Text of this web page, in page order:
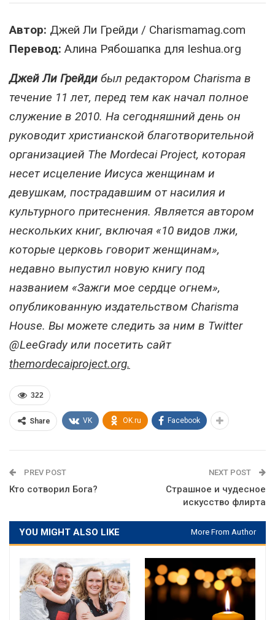
Автор: Джей Ли Грейди / Charismamag.com
Перевод: Алина Рябошапка для Ieshua.org
Джей Ли Грейди был редактором Charisma в
течение 11 лет, перед тем как начал полное
служение в 2010. На сегодняшний день он
руководит христианской благотворительной
организацией The Mordecai Project, которая
несет исцеление Иисуса женщинам и
девушкам, пострадавшим от насилия и
культурного притеснения. Является автором
нескольких книг, включая «10 видов лжи,
которые церковь говорит женщинам»,
недавно выпустил новую книгу под
названием «Зажги мое сердце огнем»,
опубликованную издательством Charisma
House. Вы можете следить за ним в Twitter
@LeeGrady или посетить сайт
themordecaiproject.org.
322
Share VK OK.ru Facebook
PREV POST
Кто сотворил Бога?
NEXT POST
Страшное и чудесное
искусство флирта
YOU MIGHT ALSO LIKE More From Author